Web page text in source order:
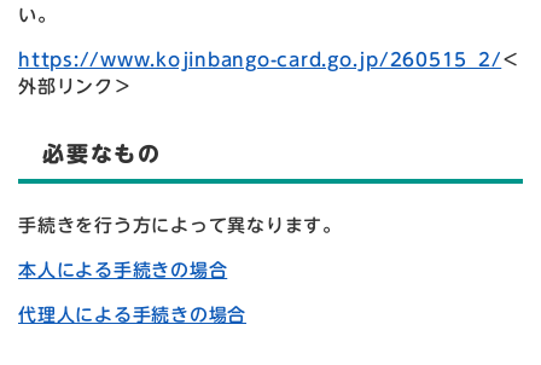
い。
https://www.kojinbango-card.go.jp/260515_2/ ＜
外部リンク＞
必要なもの
手続きを行う方によって異なります。
本人による手続きの場合
代理人による手続きの場合